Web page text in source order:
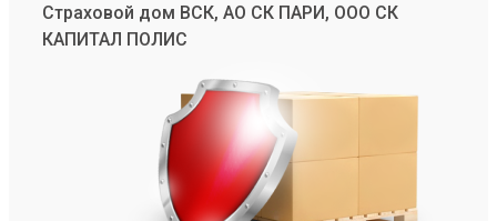
Страховой дом ВСК, АО СК ПАРИ, ООО СК
КАПИТАЛ ПОЛИС